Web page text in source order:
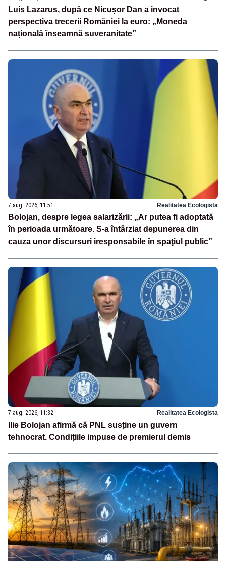
Luis Lazarus, după ce Nicușor Dan a invocat
perspectiva trecerii României la euro: „Moneda
națională înseamnă suveranitate”
7 aug. 2026, 11:51 Realitatea Ecologista
Bolojan, despre legea salarizării: „Ar putea fi adoptată
în perioada următoare. S-a întârziat depunerea din
cauza unor discursuri iresponsabile în spaţiul public”
7 aug. 2026, 11:32 Realitatea Ecologista
Ilie Bolojan afirmă că PNL susține un guvern
tehnocrat. Condițiile impuse de premierul demis